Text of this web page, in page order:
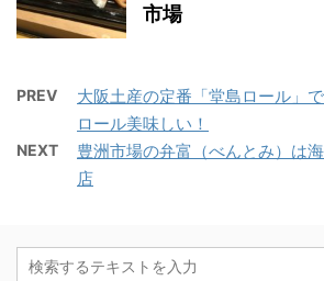
市場
PREV
大阪土産の定番「堂島ロール」
ロール美味しい！
NEXT
豊洲市場の弁富（べんとみ）は
店